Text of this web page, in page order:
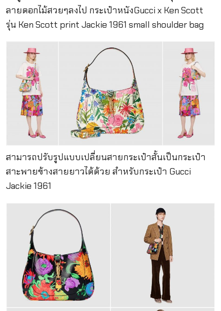
ลายดอกไม้สวยๆลงไป กระเป๋าหนังGucci x Ken Scott
รุ่น Ken Scott print Jackie 1961 small shoulder bag
สามารถปรับรูปแบบเปลี่ยนสายกระเป๋าสั้นเป็นกระเป๋า
สาะพายข้างสายยาวได้ด้วย สำหรับกระเป๋า Gucci
Jackie 1961